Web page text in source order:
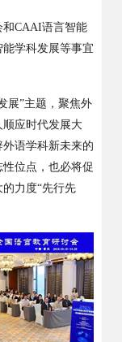
和CAAI语言智能
学科发展等事宜
展”主题，聚焦外
应时代发展大
语学科新未来的
位点，也必将促
力度“先行先